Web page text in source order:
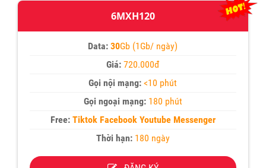
6MXH120
Data: 30Gb (1Gb/ ngày)
Giá:720.000đ
Gọi nội mạng:<10 phút
Gọi ngoại mạng: 180 phút
Free: Tiktok Facebook Youtube Messenger
Thời hạn:180 ngày